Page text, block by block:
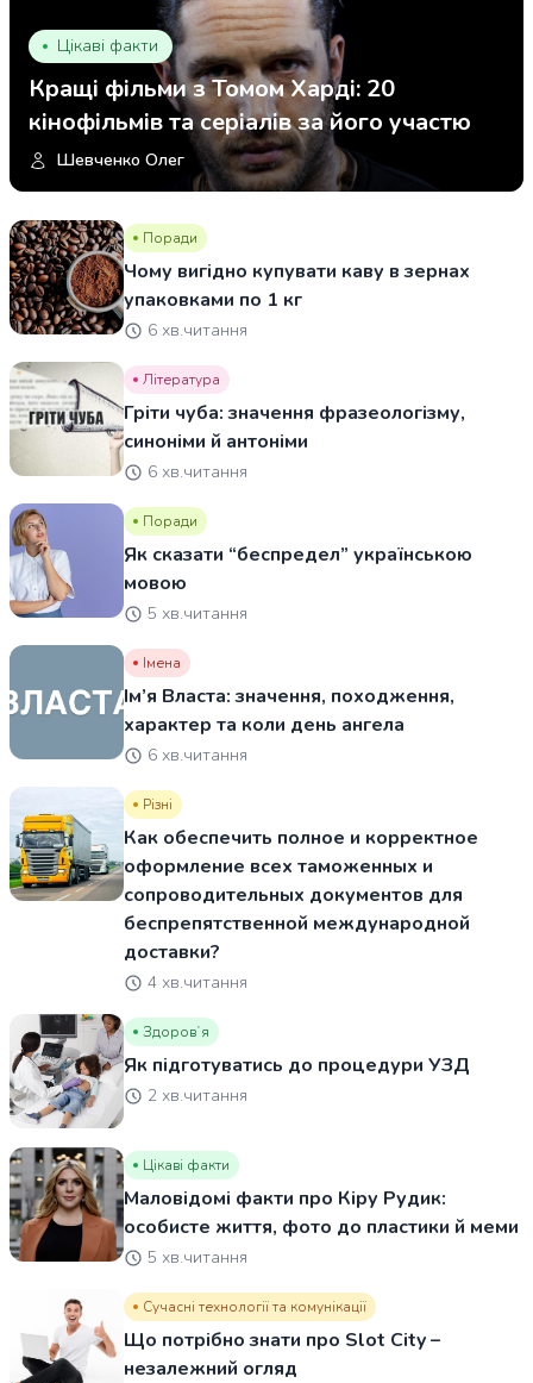
Цікаві факти
Кращі фільми з Томом Харді: 20
кінофільмів та серіалів за його участю
Шевченко Олег
Поради
Чому вигідно купувати каву в зернах
упаковками по 1 кг
6 хв.читання
Література
Гріти чуба: значення фразеологізму,
синоніми й антоніми
6 хв.читання
Поради
Як сказати “беспредел” українською
мовою
5 хв.читання
Імена
Ім’я Власта: значення, походження,
характер та коли день ангела
6 хв.читання
Різні
Как обеспечить полное и корректное
оформление всех таможенных и
сопроводительных документов для
беспрепятственной международной
доставки?
4 хв.читання
Здоровʼя
Як підготуватись до процедури УЗД
2 хв.читання
Цікаві факти
Маловідомі факти про Кіру Рудик:
особисте життя, фото до пластики й меми
5 хв.читання
Сучасні технології та комунікації
Що потрібно знати про Slot City –
незалежний огляд